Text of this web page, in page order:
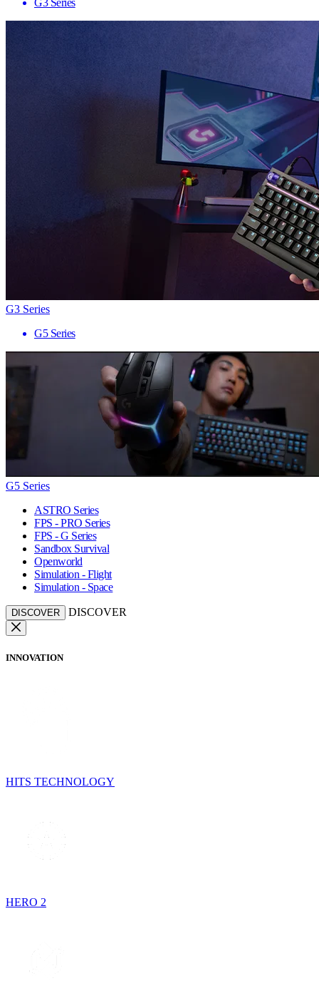
G3 Series
G3 Series
G5 Series
G5 Series
ASTRO Series
FPS - PRO Series
FPS - G Series
Sandbox Survival
Openworld
Simulation - Flight
Simulation - Space
DISCOVER DISCOVER
INNOVATION
HITS TECHNOLOGY
HERO 2